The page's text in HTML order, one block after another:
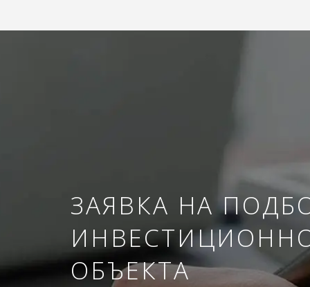
ЗАЯВКА НА
ОБЪЕКТА